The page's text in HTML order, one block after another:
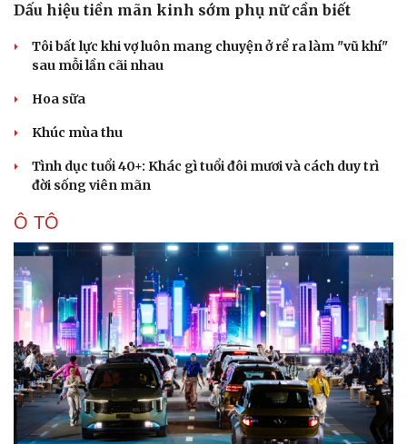
Cải chính
Dấu hiệu tiền mãn kinh sớm phụ nữ cần biết
Tôi bất lực khi vợ luôn mang chuyện ở rể ra làm "vũ khí"
sau mỗi lần cãi nhau
Hoa sữa
Khúc mùa thu
Tình dục tuổi 40+: Khác gì tuổi đôi mươi và cách duy trì
đời sống viên mãn
Ô TÔ